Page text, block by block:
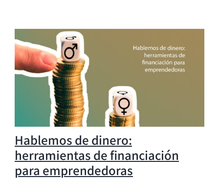
Hablemos de dinero:
herramientas de financiación
para emprendedoras